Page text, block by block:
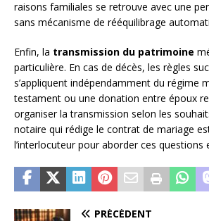
raisons familiales se retrouve avec une
sans mécanisme de rééquilibrage
Enfin, la transmission du patrimoine
particulière. En cas de décès, les règles
s’appliquent indépendamment du régime
testament ou une donation entre époux
organiser la transmission selon les
notaire qui rédige le contrat de mariage
l’interlocuteur pour aborder ces questions
PRÉCÉDENT